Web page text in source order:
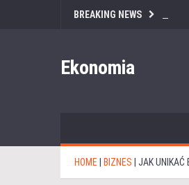
BREAKING NEWS
Ekonomia
HOME BIZNES JAK UNIKAĆ